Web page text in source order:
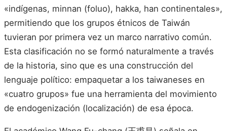
«indígenas, minnan (foluo), hakka, han continentales»,
permitiendo que los grupos étnicos de Taiwán
tuvieran por primera vez un marco narrativo común.
Esta clasificación no se formó naturalmente a través
de la historia, sino que es una construcción del
lenguaje político: empaquetar a los taiwaneses en
«cuatro grupos» fue una herramienta del movimiento
de endogenización (localización) de esa época.